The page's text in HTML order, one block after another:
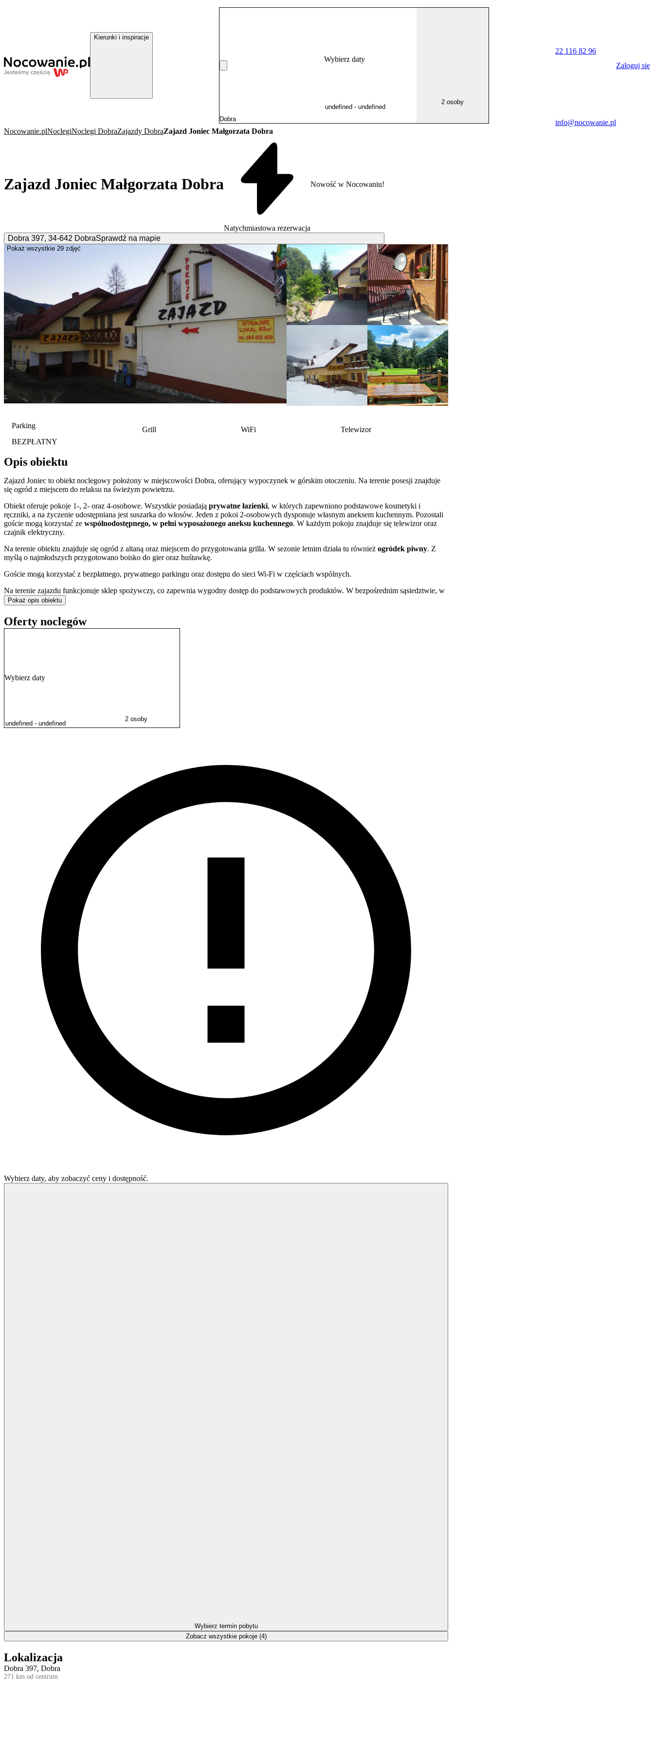
Kierunki i inspiracje
Wybierz daty
2 osoby
22 116 82 96
info@nocowanie.pl
Zaloguj się
Nocowanie.plNoclegiNoclegi DobraZajazdy DobraZajazd Joniec Małgorzata Dobra
Zajazd Joniec Małgorzata Dobra
Natychmiastowa rezerwacja
Nowość w Nocowaniu!
Dobra 397, 34-642 DobraSprawdź na mapie
Pokaż wszystkie 29 zdjęć
Parking
BEZPŁATNY
Grill WiFi Telewizor
Opis obiektu
Zajazd Joniec to obiekt noclegowy położony w miejscowości Dobra, oferujący wypoczynek w górskim otoczeniu. Na terenie posesji znajduje
się ogród z miejscem do relaksu na świeżym powietrzu.
Obiekt oferuje pokoje 1-, 2- oraz 4-osobowe. Wszystkie posiadają prywatne łazienki, w których zapewniono podstawowe kosmetyki i
ręczniki, a na życzenie udostępniana jest suszarka do włosów. Jeden z pokoi 2-osobowych dysponuje własnym aneksem kuchennym. Pozostali
goście mogą korzystać ze wspólnodostępnego, w pełni wyposażonego aneksu kuchennego. W każdym pokoju znajduje się telewizor oraz
czajnik elektryczny.
Na terenie obiektu znajduje się ogród z altaną oraz miejscem do przygotowania grilla. W sezonie letnim działa tu również ogródek piwny. Z
myślą o najmłodszych przygotowano boisko do gier oraz huśtawkę.
Goście mogą korzystać z bezpłatnego, prywatnego parkingu oraz dostępu do sieci Wi-Fi w częściach wspólnych.
Na terenie zajazdu funkcjonuje sklep spożywczy, co zapewnia wygodny dostęp do podstawowych produktów. W bezpośrednim sąsiedztwie, w
odległości 50 metrów, znajduje się restauracja, a w promieniu 1,2 km pizzeria. W pobliżu przepływa rzeka. Obiekt oferuje także
wypożyczenia rowerów
Lokalizacja w górach sprzyja aktywnemu wypoczynkowi przez cały rok. Okolica oferuje liczne szlaki turystyczne idealne do pieszych
Pokaż opis obiektu
Lokalizacja
Dobra 397, Dobra
271 km od centrum
Oferty noclegów
Wybierz daty
2 osoby
Wybierz daty, aby zobaczyć ceny i dostępność.
Wybierz termin pobytu
Zobacz wszystkie pokoje (4)